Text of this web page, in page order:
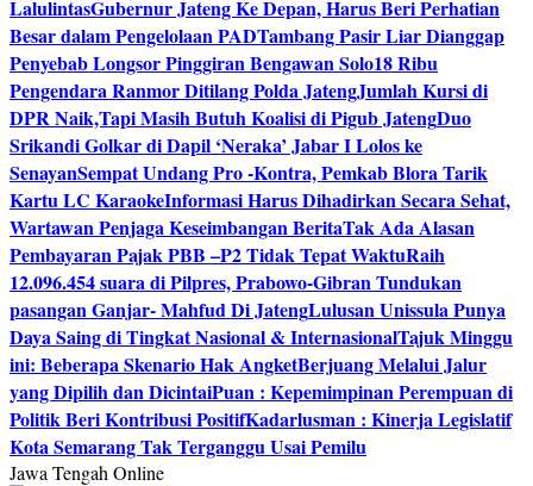
LalulintasGubernur Jateng Ke Depan, Harus Beri Perhatian
Besar dalam Pengelolaan PADTambang Pasir Liar Dianggap
Penyebab Longsor Pinggiran Bengawan Solo18 Ribu
Pengendara Ranmor Ditilang Polda JatengJumlah Kursi di
DPR Naik,Tapi Masih Butuh Koalisi di Pigub JatengDuo
Srikandi Golkar di Dapil ‘Neraka’ Jabar I Lolos ke
SenayanSempat Undang Pro -Kontra, Pemkab Blora Tarik
Kartu LC KaraokeInformasi Harus Dihadirkan Secara Sehat,
Wartawan Penjaga Keseimbangan BeritaTak Ada Alasan
Pembayaran Pajak PBB –P2 Tidak Tepat WaktuRaih
12.096.454 suara di Pilpres, Prabowo-Gibran Tundukan
pasangan Ganjar- Mahfud Di JatengLulusan Unissula Punya
Daya Saing di Tingkat Nasional & InternasionalTajuk Minggu
ini: Beberapa Skenario Hak AngketBerjuang Melalui Jalur
yang Dipilih dan DicintaiPuan : Kepemimpinan Perempuan di
Politik Beri Kontribusi PositifKadarlusman : Kinerja Legislatif
Kota Semarang Tak Terganggu Usai Pemilu
Jawa Tengah Online